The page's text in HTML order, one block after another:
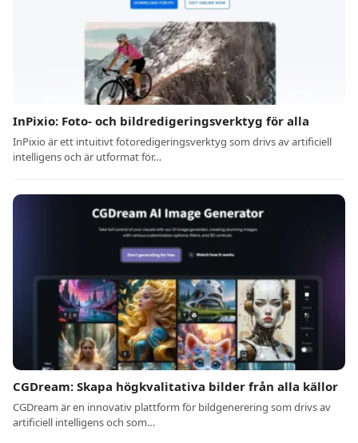
InPixio: Foto- och bildredigeringsverktyg för alla
InPixio är ett intuitivt fotoredigeringsverktyg som drivs av artificiell
intelligens och är utformat för…
CGDream: Skapa högkvalitativa bilder från alla källor
CGDream är en innovativ plattform för bildgenerering som drivs av
artificiell intelligens och som…